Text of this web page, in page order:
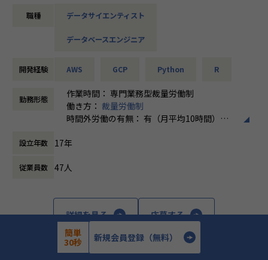
◎EVや充電サービスのインフラ整備支援
会社の定める職種（出向を命じることがあり、その場合は出
す。
でいる状態を目指して、制度やオフィスを整
す。
調査・活用・運用
・8500億req / 月 数十億ユニークブラウザデータ
■プロジェクトの進め方
・チケット駆動による機動的な開発進行
・Pull Request ベースの開発ワークフロー(コードレビュ
・数ヶ月規模の開発から、日々のメンテナンスなど、構築・
職種 データサイエンティスト
データベースエンジニア
開発経験 AWS GCP Python R
勤務形態
作業時間： 専門業務型裁量労働制
働き方： 裁量労働制
時間外労働の有無： 有（月平均10時間）
設立年数 17年
従業員数 47人
詳細を見る
応募する
簡単
30秒
新規会員登録（無料）